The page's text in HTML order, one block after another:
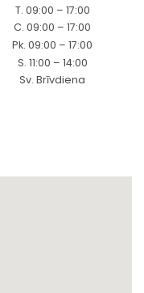
T. 09:00 – 17:00
C. 09:00 – 17:00
Pk. 09:00 – 17:00
S. 11:00 – 14:00
Sv. Brīvdiena